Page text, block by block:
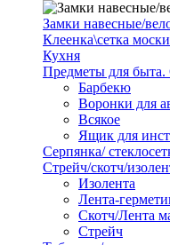
Замки навесные/
Клеенка\сетка
Кухня
Предметы для быта.
Барбекю
Воронки для
Всякое
Ящик для
Серпянка/
Стрейч/скотч/
Изолента
Лента-
Скотч/Лента
Стрейч